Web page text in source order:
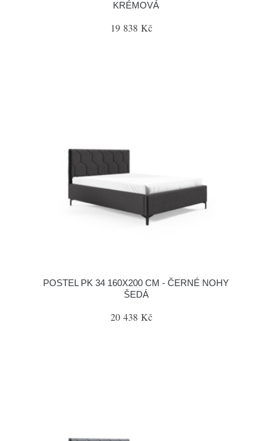
KRÉMOVÁ
19 838 Kč
POSTEL PK 34 160X200 CM - ČERNÉ NOHY
ŠEDÁ
20 438 Kč